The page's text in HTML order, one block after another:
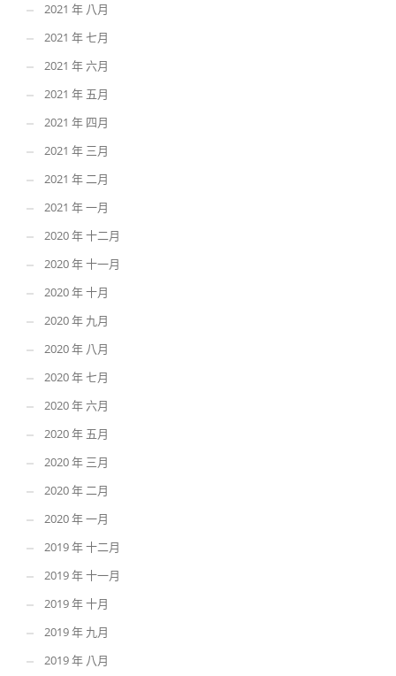
2021 年 八月
2021 年 七月
2021 年 六月
2021 年 五月
2021 年 四月
2021 年 三月
2021 年 二月
2021 年 一月
2020 年 十二月
2020 年 十一月
2020 年 十月
2020 年 九月
2020 年 八月
2020 年 七月
2020 年 六月
2020 年 五月
2020 年 三月
2020 年 二月
2020 年 一月
2019 年 十二月
2019 年 十一月
2019 年 十月
2019 年 九月
2019 年 八月